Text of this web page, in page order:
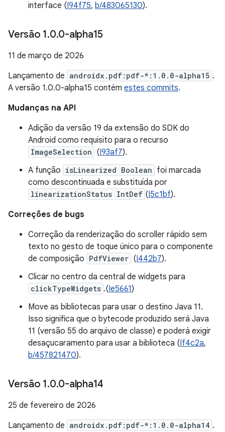
interface (I94f75, b/483065130).
Versão 1.0.0-alpha15
11 de março de 2026
Lançamento de androidx.pdf:pdf-*:1.0.0-alpha15 .
A versão 1.0.0-alpha15 contém estes commits.
Mudanças na API
Adição da versão 19 da extensão do SDK do
Android como requisito para o recurso
ImageSelection (I93af7).
A função isLinearized Boolean foi marcada
como descontinuada e substituída por
linearizationStatus IntDef (I5c1bf).
Correções de bugs
Correção da renderização do scroller rápido sem
texto no gesto de toque único para o componente
de composição PdfViewer (I442b7).
Clicar no centro da central de widgets para
clickTypeWidgets .(Ie5661)
Move as bibliotecas para usar o destino Java 11.
Isso significa que o bytecode produzido será Java
11 (versão 55 do arquivo de classe) e poderá exigir
desaçucaramento para usar a biblioteca (If4c2a,
b/457821470).
Versão 1.0.0-alpha14
25 de fevereiro de 2026
Lançamento de androidx.pdf:pdf-*:1.0.0-alpha14 .